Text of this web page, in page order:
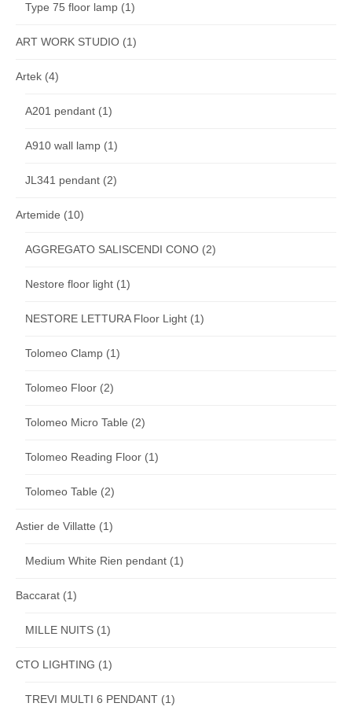
Type 75 floor lamp (1)
ART WORK STUDIO (1)
Artek (4)
A201 pendant (1)
A910 wall lamp (1)
JL341 pendant (2)
Artemide (10)
AGGREGATO SALISCENDI CONO (2)
Nestore floor light (1)
NESTORE LETTURA Floor Light (1)
Tolomeo Clamp (1)
Tolomeo Floor (2)
Tolomeo Micro Table (2)
Tolomeo Reading Floor (1)
Tolomeo Table (2)
Astier de Villatte (1)
Medium White Rien pendant (1)
Baccarat (1)
MILLE NUITS (1)
CTO LIGHTING (1)
TREVI MULTI 6 PENDANT (1)